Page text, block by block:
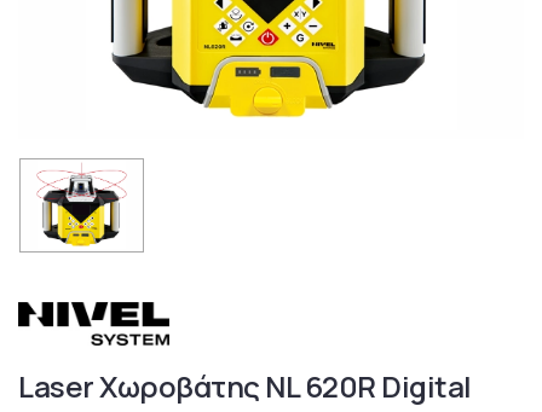
Laser Χωροβάτης NL 620R Digital